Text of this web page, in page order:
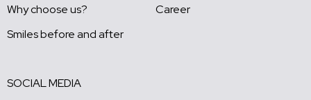
Why choose us?
Career
Smiles before and after
SOCIAL MEDIA